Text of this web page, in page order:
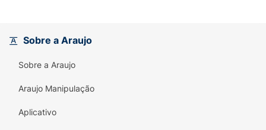
Sobre a Araujo
Sobre a Araujo
Araujo Manipulação
Aplicativo